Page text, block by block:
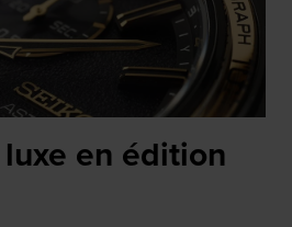
en édition